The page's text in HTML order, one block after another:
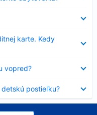
karte. Kedy
vopred?
postieľku?